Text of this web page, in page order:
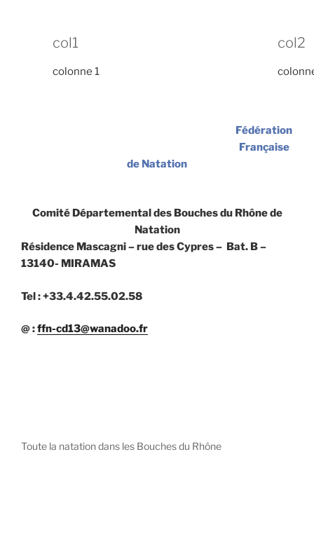
col1
colonne 1
col2
Fédération
Française
de Natation
Comité Départemental des Bouches du Rhône de
Natation
Résidence Mascagni – rue des Cypres – Bat. B –
13140- MIRAMAS
Tel : +33.4.42.55.02.58
@ :ffn-cd13@wanadoo.fr
Toute la natation dans les Bouches du Rhône